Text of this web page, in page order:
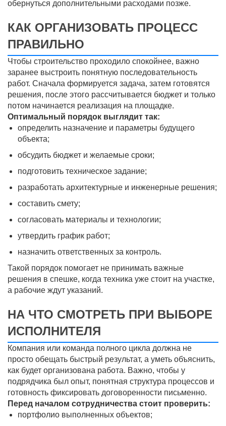
обернуться дополнительными расходами позже.
КАК ОРГАНИЗОВАТЬ ПРОЦЕСС
ПРАВИЛЬНО
Чтобы строительство проходило спокойнее, важно
заранее выстроить понятную последовательность
работ. Сначала формируется задача, затем готовятся
решения, после этого рассчитывается бюджет и только
потом начинается реализация на площадке.
Оптимальный порядок выглядит так:
определить назначение и параметры будущего
объекта;
обсудить бюджет и желаемые сроки;
подготовить техническое задание;
разработать архитектурные и инженерные решения;
составить смету;
согласовать материалы и технологии;
утвердить график работ;
назначить ответственных за контроль.
Такой порядок помогает не принимать важные
решения в спешке, когда техника уже стоит на участке,
а рабочие ждут указаний.
НА ЧТО СМОТРЕТЬ ПРИ ВЫБОРЕ
ИСПОЛНИТЕЛЯ
Компания или команда полного цикла должна не
просто обещать быстрый результат, а уметь объяснить,
как будет организована работа. Важно, чтобы у
подрядчика был опыт, понятная структура процессов и
готовность фиксировать договоренности письменно.
Перед началом сотрудничества стоит проверить:
портфолио выполненных объектов;